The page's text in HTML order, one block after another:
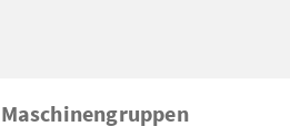
Maschinengruppen